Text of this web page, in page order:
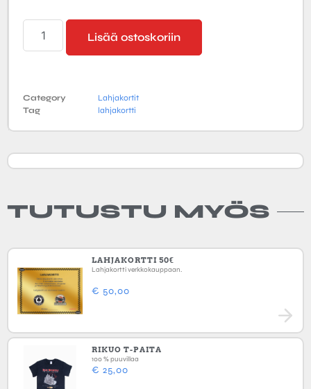
Lisää ostoskoriin
Category
Lahjakortit
Tag
lahjakortti
TUTUSTU MYÖS
LAHJAKORTTI 50€
Lahjakortti verkkokauppaan.
€ 50,00
RIKUO T-PAITA
100 % puuvillaa
€ 25,00